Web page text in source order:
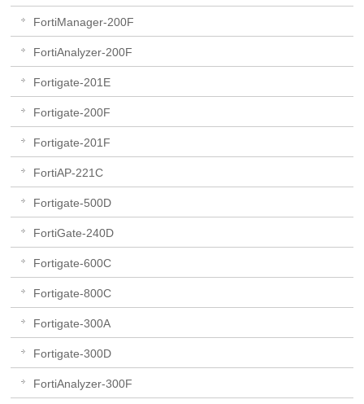
FortiManager-200F
FortiAnalyzer-200F
Fortigate-201E
Fortigate-200F
Fortigate-201F
FortiAP-221C
Fortigate-500D
FortiGate-240D
Fortigate-600C
Fortigate-800C
Fortigate-300A
Fortigate-300D
FortiAnalyzer-300F